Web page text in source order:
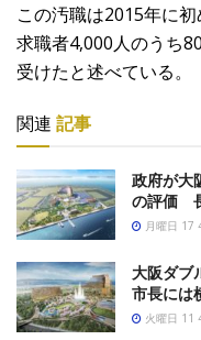
この汚職は2015年に
求職者4,000人のうち
受けたと述べている。
関連 記事
政府が大
の評価
月曜日 17
大阪ダブ
市長には
火曜日 11